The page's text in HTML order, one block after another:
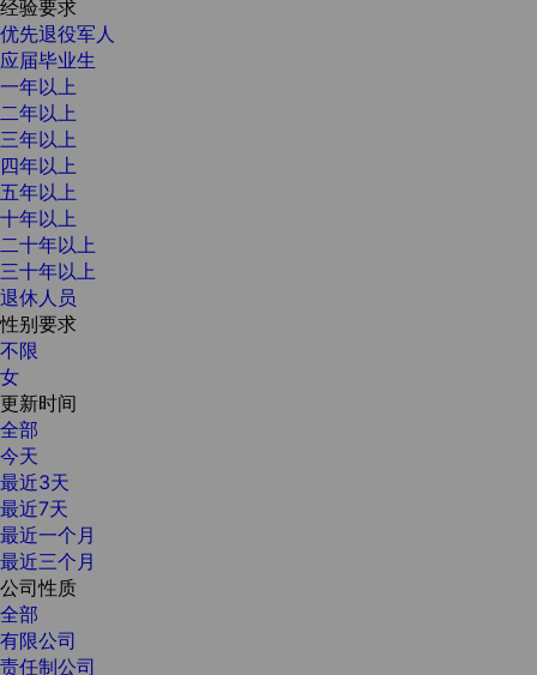
经验要求
优先退役军人
应届毕业生
一年以上
二年以上
三年以上
四年以上
五年以上
十年以上
二十年以上
三十年以上
退休人员
性别要求
不限
女
更新时间
全部
今天
最近3天
最近7天
最近一个月
最近三个月
公司性质
全部
有限公司
责任制公司